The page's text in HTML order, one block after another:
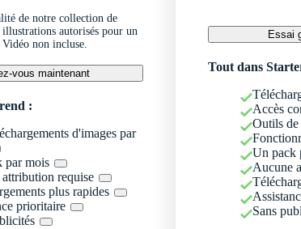
de notre collection de
autorisés pour un
non incluse.
vous maintenant
:
d'images par
par mois
requise
plus rapides
prioritaire
Essai
Tout dans
Accès
Outils de
Un pack
Aucune
Sans